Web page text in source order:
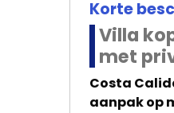
Korte
Villa
met
Costa
aanpak op